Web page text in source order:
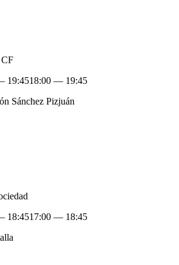
19:4518:00 — 19:45
Sánchez Pizjuán
18:4517:00 — 18:45